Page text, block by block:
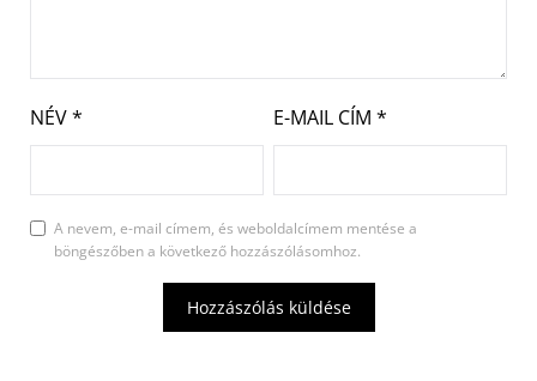
NÉV* E-MAIL CÍM *
A nevem, e-mail címem, és weboldalcímem mentése a
böngészőben a következő hozzászólásomhoz.